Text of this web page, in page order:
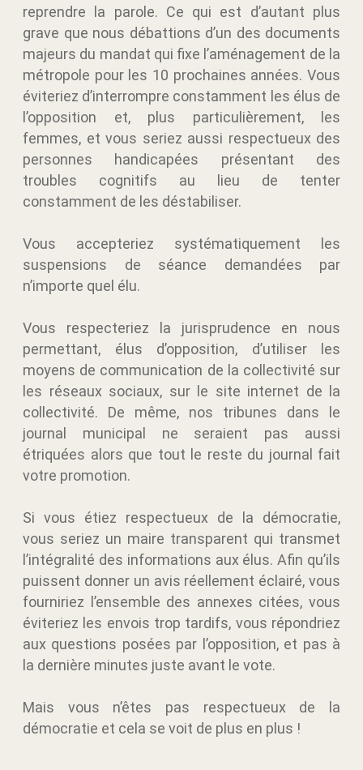
reprendre la parole. Ce qui est d’autant plus
grave que nous débattions d’un des documents
majeurs du mandat qui fixe l’aménagement de la
métropole pour les 10 prochaines années. Vous
éviteriez d’interrompre constamment les élus de
l’opposition et, plus particulièrement, les
femmes, et vous seriez aussi respectueux des
personnes handicapées présentant des
troubles cognitifs au lieu de tenter
constamment de les déstabiliser.
Vous accepteriez systématiquement les
suspensions de séance demandées par
n’importe quel élu.
Vous respecteriez la jurisprudence en nous
permettant, élus d’opposition, d’utiliser les
moyens de communication de la collectivité sur
les réseaux sociaux, sur le site internet de la
collectivité. De même, nos tribunes dans le
journal municipal ne seraient pas aussi
étriquées alors que tout le reste du journal fait
votre promotion.
Si vous étiez respectueux de la démocratie,
vous seriez un maire transparent qui transmet
l’intégralité des informations aux élus. Afin qu’ils
puissent donner un avis réellement éclairé, vous
fourniriez l’ensemble des annexes citées, vous
éviteriez les envois trop tardifs, vous répondriez
aux questions posées par l’opposition, et pas à
la dernière minutes juste avant le vote.
Mais vous n’êtes pas respectueux de la
démocratie et cela se voit de plus en plus !